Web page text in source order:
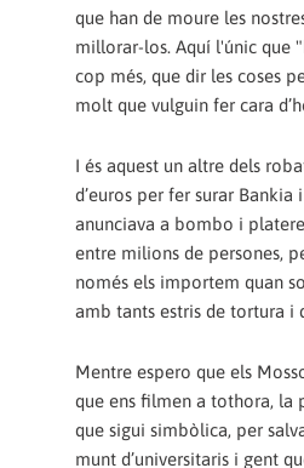
que han de moure les
millorar-los. Aquí l'únic que
cop més, que dir les coses
molt que vulguin fer cara
I és aquest un altre dels
d’euros per fer surar
anunciava a bombo i
entre milions de persones,
només els importem quan
amb tants estris de tortura i
Mentre espero que els
que ens filmen a tothora, la
que sigui simbòlica, per
munt d’universitaris i gent